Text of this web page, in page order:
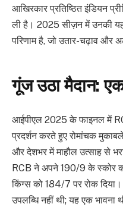
आखिरकार प्रतिष्ठित इंडियन
ली है। 2025 सीज़न में उनकी
परिणाम है, जो उतार-चढ़ाव और
गूंज उठा मैदान:
आईपीएल 2025 के फाइनल में
प्रदर्शन करते हुए रोमांचक
और देशभर में माहौल उत्साह से
RCB ने अपने 190/9 के स्कोर
किंग्स को 184/7 पर रोक
उपलब्धि नहीं थी; यह एक भावना